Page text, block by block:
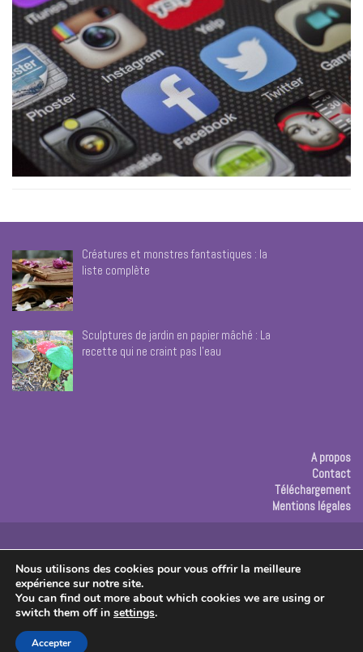
Créatures et monstres fantastiques : la
liste complète
Sculptures de jardin en papier mâché : La
recette qui ne craint pas l’eau
A propos
Contact
Téléchargement
Mentions légales
Copyright © 2026 Les créas de Rose
Nous utilisons des cookies pour vous offrir la meilleure
expérience sur notre site.
You can find out more about which cookies we are using or
switch them off in settings.
Accepter